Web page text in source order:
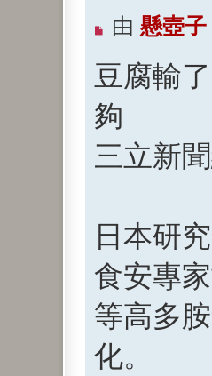
未
讀
文
章
由 懸壺子
豆腐輸
夠
三立新
日本研
食安專
等高多
化。